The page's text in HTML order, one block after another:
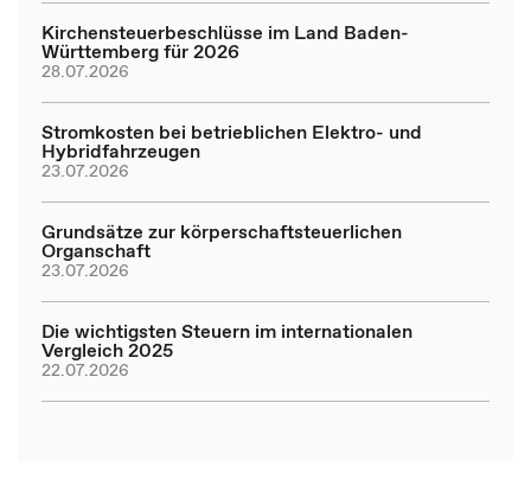
Kirchensteuerbeschlüsse im Land Baden-
Württemberg für 2026
28.07.2026
Stromkosten bei betrieblichen Elektro- und
Hybridfahrzeugen
23.07.2026
Grundsätze zur körperschaftsteuerlichen
Organschaft
23.07.2026
Die wichtigsten Steuern im internationalen
Vergleich 2025
22.07.2026